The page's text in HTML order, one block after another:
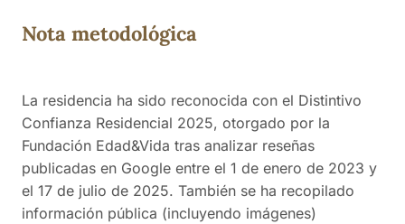
difíciles.
Nota metodológica
La residencia ha sido reconocida con el Distintivo
Confianza Residencial 2025, otorgado por la
Fundación Edad&Vida tras analizar reseñas
publicadas en Google entre el 1 de enero de 2023 y
el 17 de julio de 2025. También se ha recopilado
información pública (incluyendo imágenes)